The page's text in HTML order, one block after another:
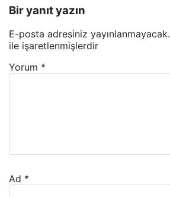
Bir yanıt yazın
E-posta adresiniz yayınlanmayacak.
ile işaretlenmişlerdir
Yorum *
Ad *